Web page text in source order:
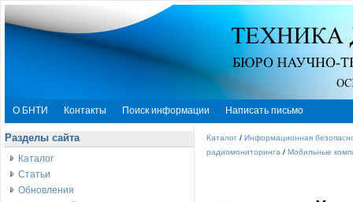
О БНТИ Контакты Поиск информации Написать письмо
Разделы сайта
Каталог
Статьи
Обновления
Каталог / Информационная
радиомониторинга / Мобильные